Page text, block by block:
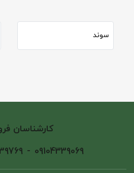
سوند
کارشناسان
09104339069
-